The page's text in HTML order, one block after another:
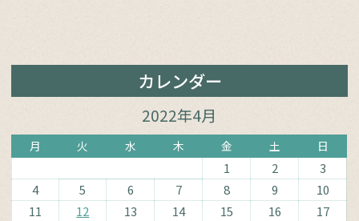
カレンダー
2022年4月
月 火 水 木 金 土 日
1 2
3
4
5 6 7 8 9
10
11
12 13 14 15 16
17